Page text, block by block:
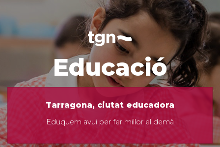
Educació
Tarragona, ciutat educadora
Eduquem avui per fer millor el demà